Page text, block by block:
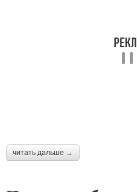
читать дальше →